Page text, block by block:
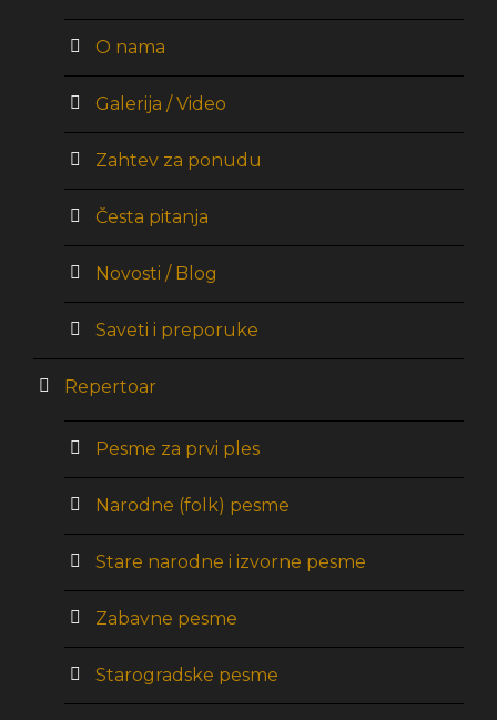
O nama
Galerija / Video
Zahtev za ponudu
Česta pitanja
Novosti / Blog
Saveti i preporuke
Repertoar
Pesme za prvi ples
Narodne (folk) pesme
Stare narodne i izvorne pesme
Zabavne pesme
Starogradske pesme